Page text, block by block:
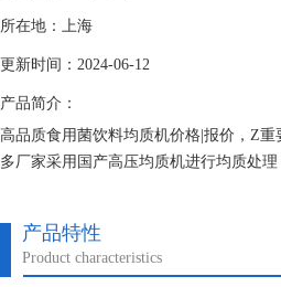
所在地：上海
更新时间：2024-06-12
产品简介：
高品质食用菌饮料均质机价格|报价，Z
多厂家采用国产高压均质机进行均质处
产品特性
Product characteristics